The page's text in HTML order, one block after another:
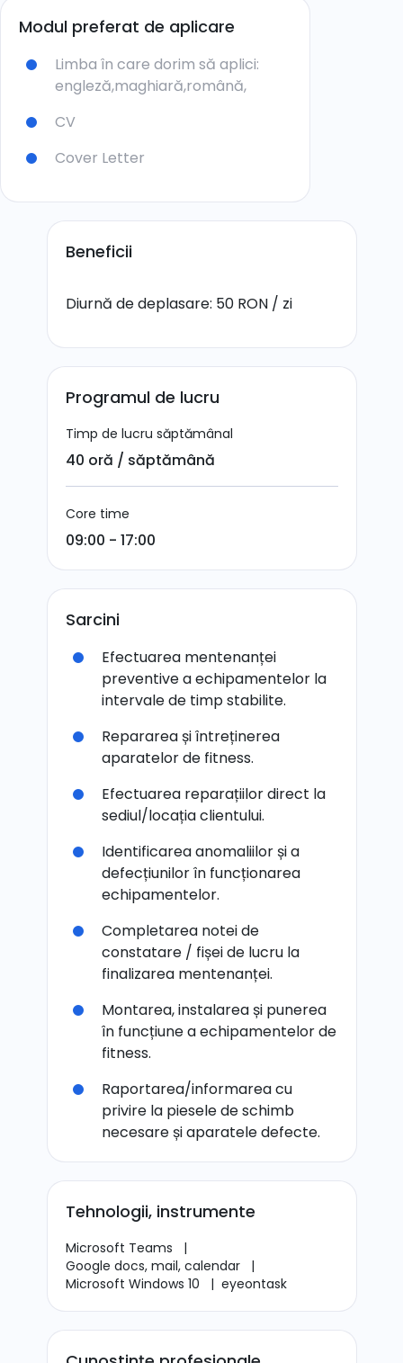
Modul preferat de aplicare
Limba în care dorim să aplici:
engleză,maghiară,română,
CV
Cover Letter
Beneficii
Diurnă de deplasare: 50 RON / zi
Programul de lucru
Timp de lucru săptămânal
40 oră / săptămână
Core time
09:00 - 17:00
Sarcini
Efectuarea mentenanței
preventive a echipamentelor la
intervale de timp stabilite.
Repararea și întreținerea
aparatelor de fitness.
Efectuarea reparațiilor direct la
sediul/locația clientului.
Identificarea anomaliilor și a
defecțiunilor în funcționarea
echipamentelor.
Completarea notei de
constatare / fișei de lucru la
finalizarea mentenanței.
Montarea, instalarea și punerea
în funcțiune a echipamentelor de
fitness.
Raportarea/informarea cu
privire la piesele de schimb
necesare și aparatele defecte.
Tehnologii, instrumente
Microsoft Teams
|
Google docs, mail, calendar
|
Microsoft Windows 10
| eyeontask